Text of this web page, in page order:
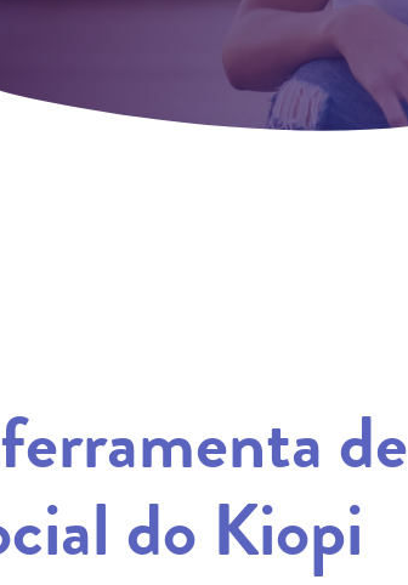
de
do Kiopi